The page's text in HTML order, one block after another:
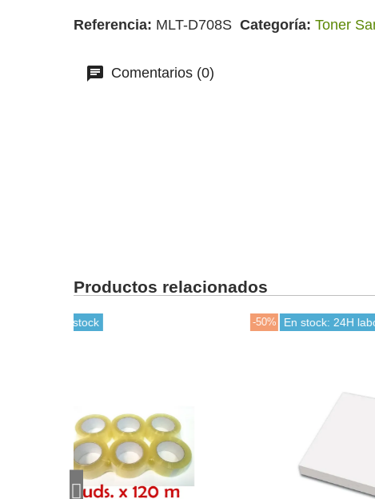
Referencia MLT-D708S Categoría Toner
Comentarios (0)
Productos relacionados
-50% -30%